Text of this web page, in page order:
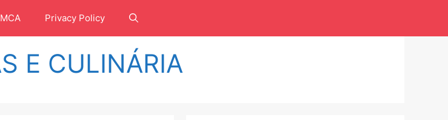
Privacy Policy
E CULINÁRIA